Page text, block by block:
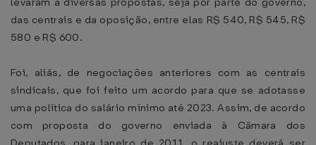
das centrais e da oposição, entre elas R$ 540, R$ 545, R$
580 e R$ 600.
Foi, aliás, de negociações anteriores com as centrais
sindicais, que foi feito um acordo para que se adotasse
uma política do salário mínimo até 2023. Assim, de acordo
com proposta do governo enviada à Câmara dos